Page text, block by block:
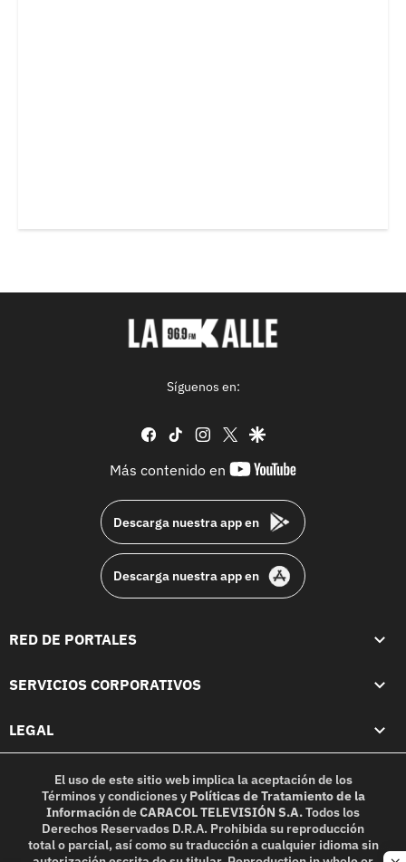
Síguenos en:
facebook
tiktok instagram
twittergoogle
Más contenido en
youtube-
Descarga nuestra app en
Descarga nuestra app en
RED DE PORTALES
SERVICIOS CORPORATIVOS
LEGAL
El uso de este sitio web implica la aceptación de los
Términos y condicionesy Políticas de Tratamiento de la
InformacióndeCARACOL TELEVISIÓN S.A.Todos los
Derechos Reservados D.R.A. Prohibida su reproducción
total o parcial, así como su traducción a cualquier idioma sin